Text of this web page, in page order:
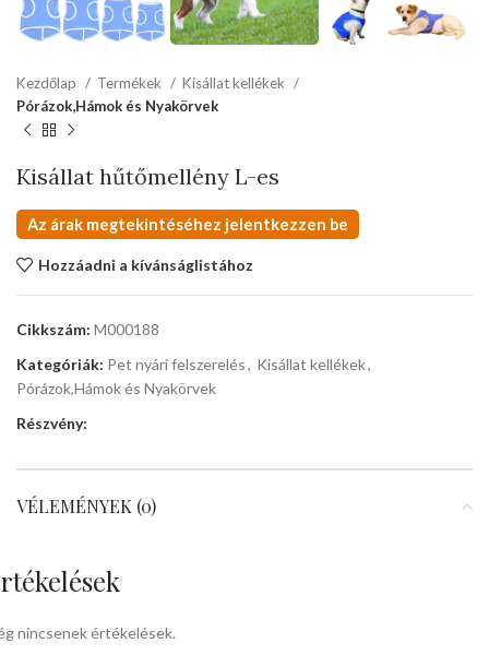
Kezdőlap Termékek
Kisállat kellékek
Pórázok,Hámok és Nyakörvek
Kisállat hűtőmellény L-es
Az árak megtekintéséhez jelentkezzen be
Hozzáadni a kívánságlistához
Cikkszám: M000188
Kategóriák: Pet nyári felszerelés, Kisállat kellékek,
Pórázok,Hámok és Nyakörvek
Részvény:
VÉLEMÉNYEK (0)
nincsenek értékelések.